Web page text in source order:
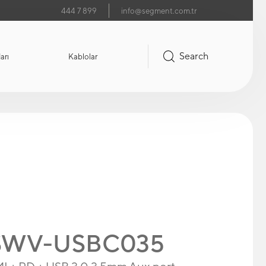
444 7 899 info@segment.com.tr
Kablolar Search
USBC035